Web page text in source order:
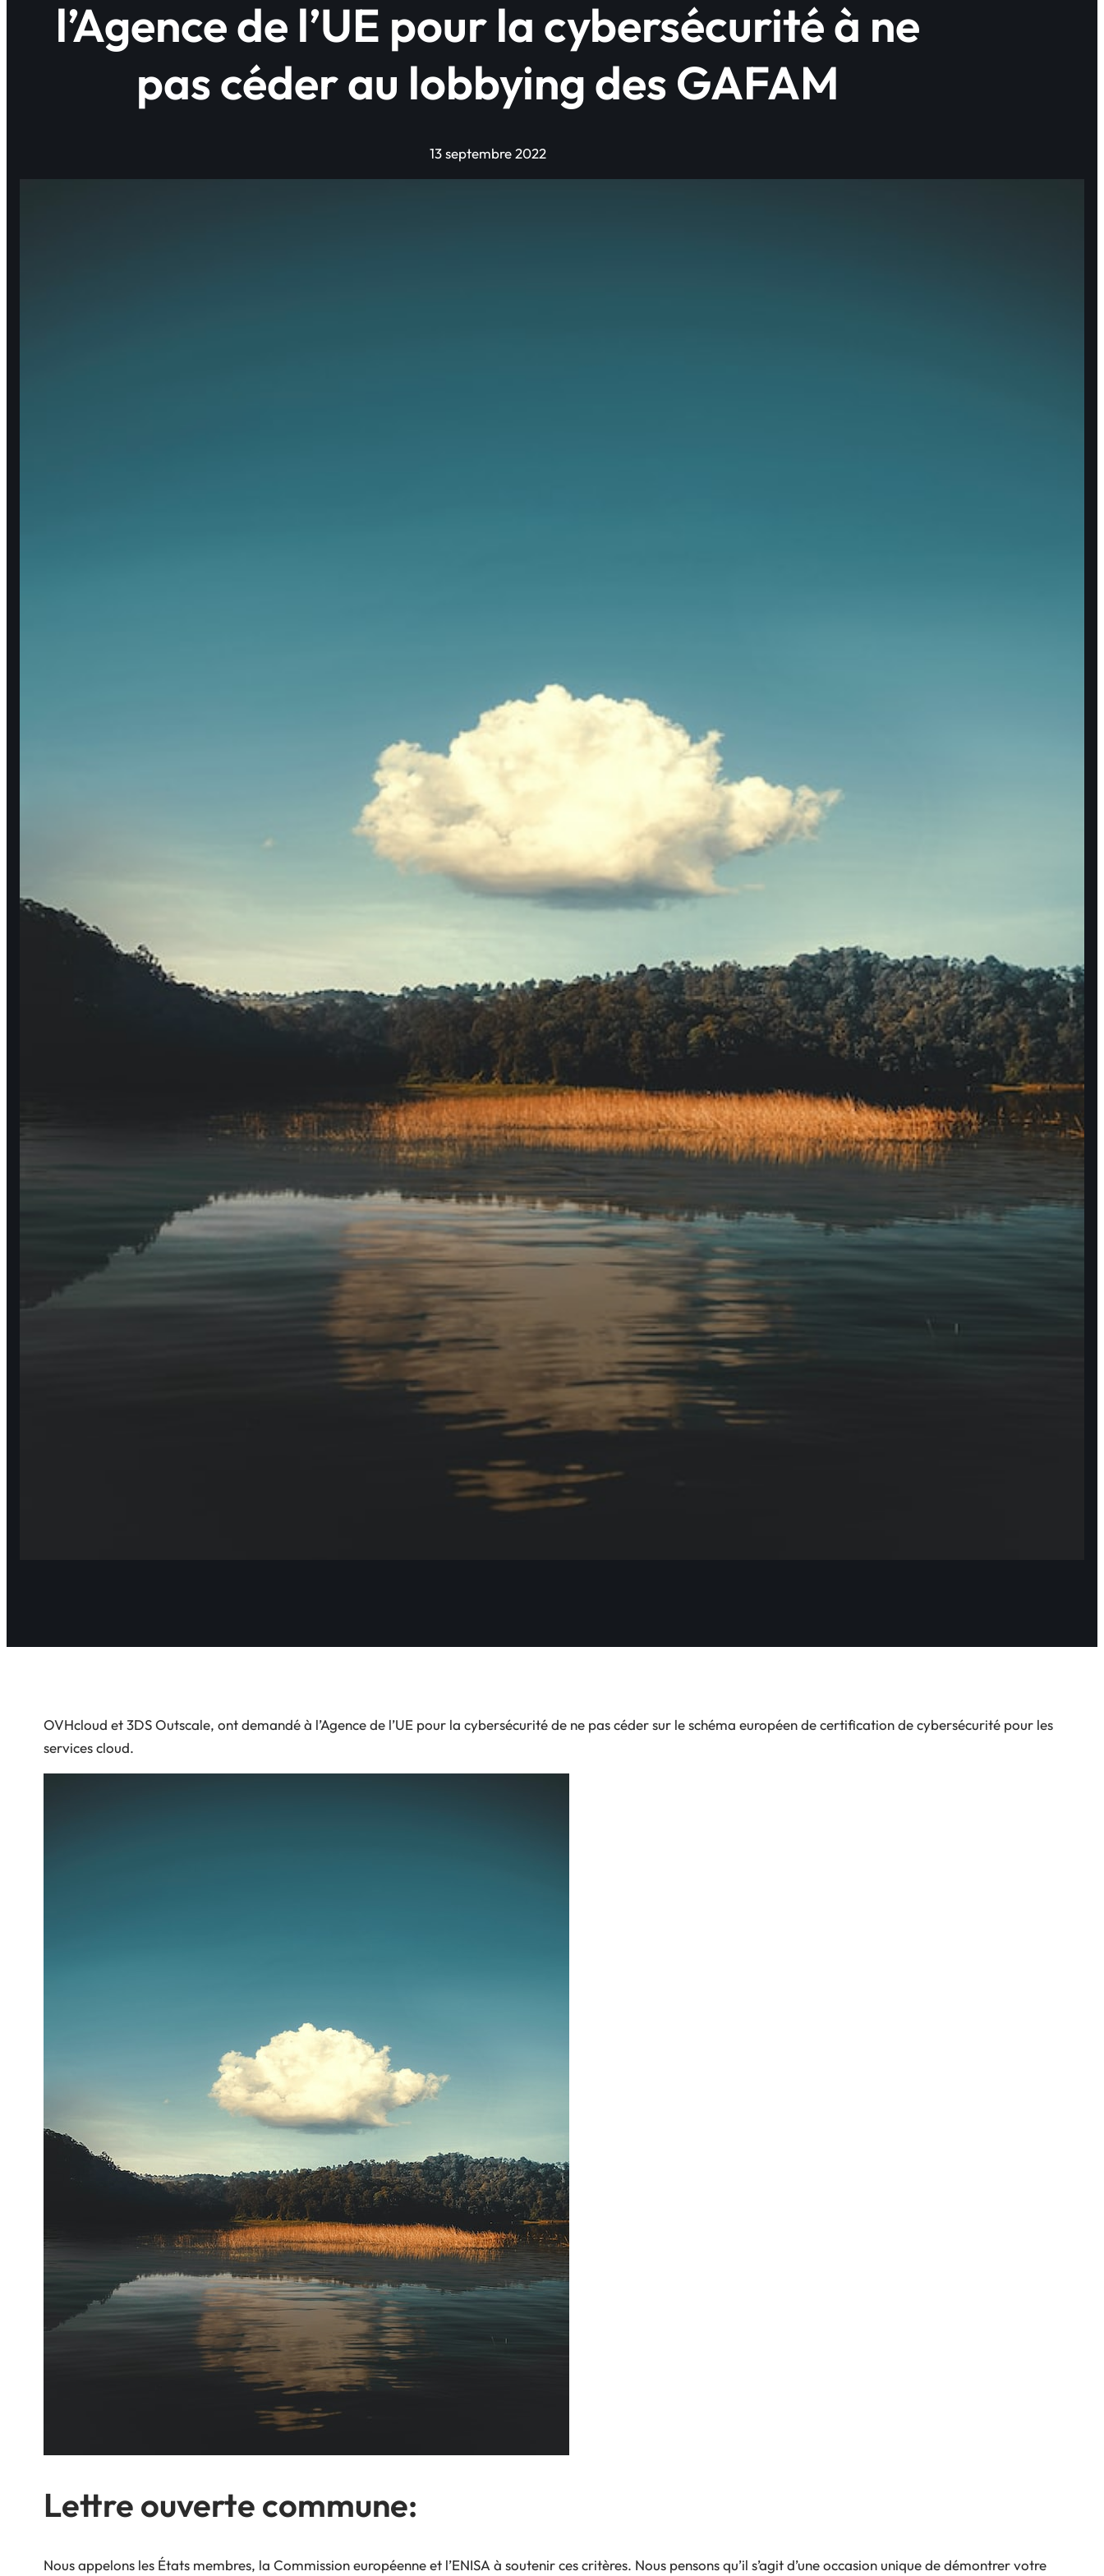
l’Agence de l’UE pour la cybersécurité à ne
pas céder au lobbying des GAFAM
13 septembre 2022
OVHcloud et 3DS Outscale, ont demandé à l’Agence de l’UE pour la cybersécurité de ne pas céder sur le schéma européen de certification de cybersécurité pour les
services cloud.
Lettre ouverte commune:
Nous appelons les États membres, la Commission européenne et l’ENISA à soutenir ces critères. Nous pensons qu’il s’agit d’une occasion unique de démontrer votre